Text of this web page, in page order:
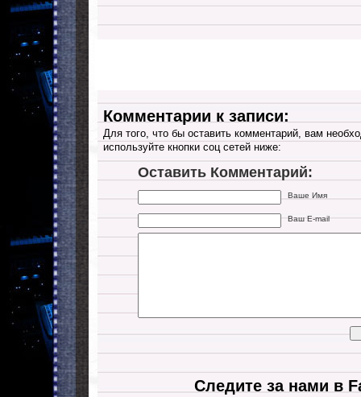
Комментарии к записи:
Для того, что бы оставить комментарий, вам
используйте кнопки соц сетей ниже:
Оставить Комментарий:
Ваше Имя
Ваш E-mail
Следите за нами в